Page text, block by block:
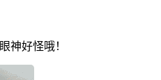
神好怪哦！